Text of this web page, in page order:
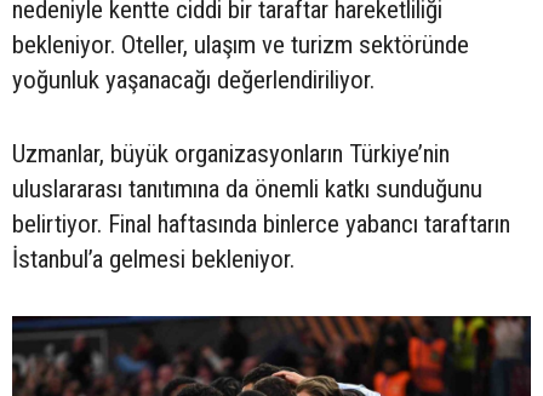
nedeniyle kentte ciddi bir taraftar hareketliliği
bekleniyor. Oteller, ulaşım ve turizm sektöründe
yoğunluk yaşanacağı değerlendiriliyor.
Uzmanlar, büyük organizasyonların Türkiye’nin
uluslararası tanıtımına da önemli katkı sunduğunu
belirtiyor. Final haftasında binlerce yabancı taraftarın
İstanbul’a gelmesi bekleniyor.